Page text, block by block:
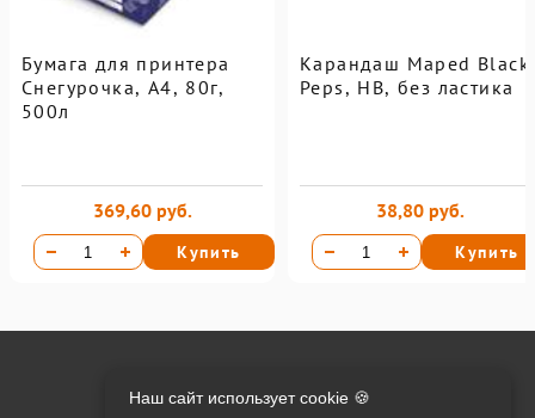
Бумага для принтера
Снегурочка, А4, 80г,
500л
369,60 руб.
Купить
Карандаш Maped Black
Peps, НВ, без ластика
38,80 руб.
Купить
Онлайн оплата на сайте:
Наш сайт использует cookie 🍪